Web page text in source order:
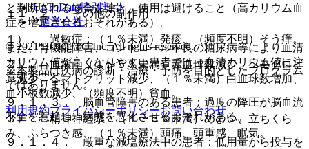
と判断される場合を除き、使用は避けること（高カリウム血
症を増悪させるおそれがある）。
また、腎機能障害、コントロール不良の糖尿病等により血清
カリウム値が高くなりやすい患者では、血清カリウム値に注
意すること。
９．１．３． 脳血管障害のある患者：過度の降圧が脳血流
不全を惹起し、病態を悪化させるおそれがある。
９．１．４． 厳重な減塩療法中の患者：低用量から投与を
１１．２． その他の副作用
１）． 過敏症：（１％未満）発疹、（頻度不明）そう痒。
２）． 血液：（１〜５％未満）赤血球数減少、ヘモグロビ
ン減少、ヘマトクリット減少、（１％未満）白血球数増加、
血小板数減少、（頻度不明）貧血。
３）． 精神神経系：（１〜５％未満）めまい、立ちくら
み、ふらつき感、（１％未満）頭痛、頭重感、眠気。
UpToDate特別割引
運営会社
© 2021 HOKUTO Inc. All rights reserved.
※本製品は疾病の診断・治療・予防を目的としたプログラム
ではありません。
利用規約プライバシーポリシーお問い合わせ